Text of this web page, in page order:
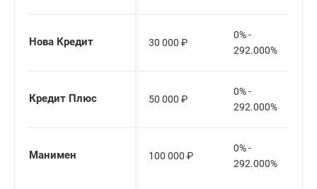
Нова Кредит 30 000 ₽
0% -
292.000%
Кредит Плюс 50 000 ₽
0% -
292.000%
Манимен 100 000 ₽
0% -
292.000%